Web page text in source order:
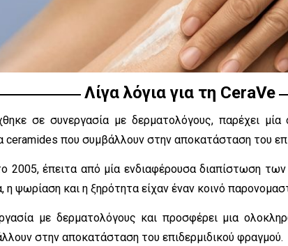
Λίγα λόγια για τη CeraVe
σε συνεργασία με δερματολόγους, παρέχει μία
ceramides που συμβάλλουν στην αποκατάσταση του
2005, έπειτα από μία ενδιαφέρουσα διαπίστωση
ψωρίαση και η ξηρότητα είχαν έναν κοινό
με δερματολόγους και προσφέρει μια
στην αποκατάσταση του επιδερμιδικού φραγμού.